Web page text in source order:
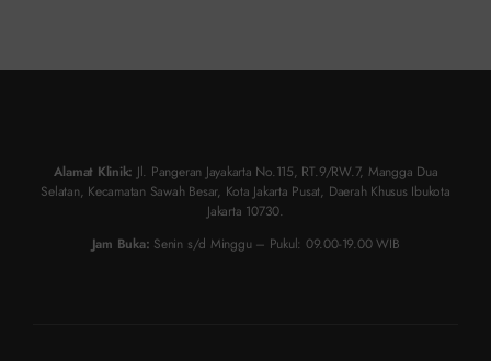
Alamat Klinik: Jl. Pangeran Jayakarta No.115, RT.9/RW.7, Mangga Dua
Selatan, Kecamatan Sawah Besar, Kota Jakarta Pusat, Daerah Khusus Ibukota
Jakarta 10730.
Jam Buka: Senin s/d Minggu – Pukul: 09.00-19.00 WIB